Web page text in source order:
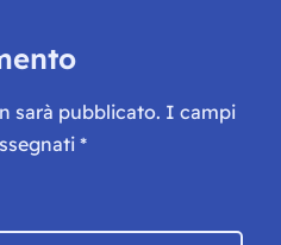
sarà pubblicato. I campi
*